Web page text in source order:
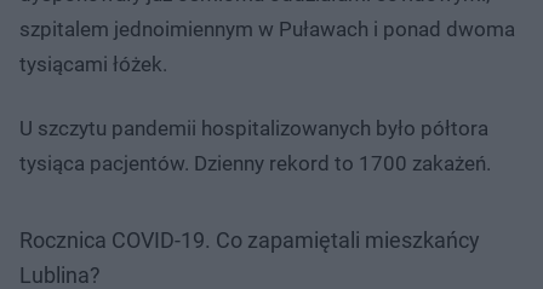
szpitalem jednoimiennym w Puławach i ponad dwoma
tysiącami łóżek.
U szczytu pandemii hospitalizowanych było półtora
tysiąca pacjentów. Dzienny rekord to 1700 zakażeń.
Rocznica COVID-19. Co zapamiętali mieszkańcy
Lublina?